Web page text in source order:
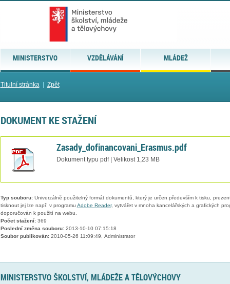
MINISTERSTVO VZDĚLÁVÁNÍ MLÁDEŽ
Titulní stránka| Zpět
DOKUMENT KE STAŽENÍ
Zasady_dofinancovani_Erasmus.pdf
Dokument typu pdf | Velikost 1,23 MB
Typ souboru:Univerzálně použitelný formát dokumentů, který je určen především k tisku,
tisknout jej lze např. v programu Adobe Reader, vytvářet v mnoha kancelářských a grafických
doporučován k použití na webu.
Počet stažení:369
Poslední změna souboru:2013-10-10 07:15:18
Soubor publikován:2010-05-26 11:09:49, Administrator
MINISTERSTVO ŠKOLSTVÍ, MLÁDEŽE A TĚLOVÝCHOVY